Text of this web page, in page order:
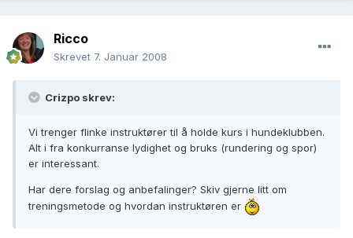
Ricco
Skrevet 7. Januar 2008
Crizpo skrev:
Vi trenger flinke instruktører til å holde kurs i hundeklubben.
Alt i fra konkurranse lydighet og bruks (rundering og spor)
er interessant.
Har dere forslag og anbefalinger? Skiv gjerne litt om
treningsmetode og hvordan instruktøren er